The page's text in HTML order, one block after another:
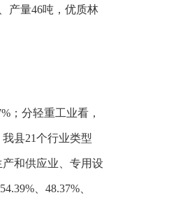
产量46吨，优质林
；分轻重工业看，
县21个行业类型
和供应业、专用设
、48.37%、